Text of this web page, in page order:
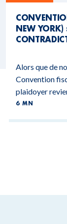
NEW YORK)
Alors que de
Convention
plaidoyer
6 MN